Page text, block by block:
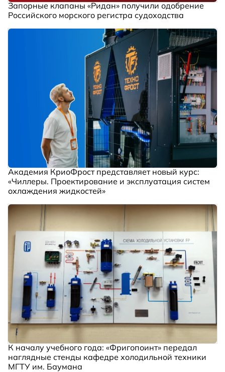
Запорные клапаны «Ридан» получили одобрение
Российского морского регистра судоходства
Академия КриоФрост представляет новый курс:
«Чиллеры. Проектирование и эксплуатация систем
охлаждения жидкостей»
К началу учебного года: «Фригопоинт» передал
наглядные стенды кафедре холодильной техники
МГТУ им. Баумана